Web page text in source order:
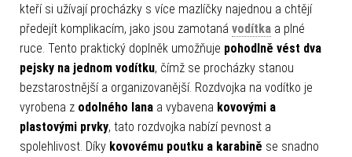
kteří si užívají procházky s více mazlíčky najednou a chtějí
předejít komplikacím, jako jsou zamotaná vodítka a plné
ruce. Tento praktický doplněk umožňuje pohodlně vést dva
pejsky na jednom vodítku, čímž se procházky stanou
bezstarostnější a organizovanější. Rozdvojka na vodítko je
vyrobena z odolného lana a vybavena kovovými a
plastovými prvky, tato rozdvojka nabízí pevnost a
spolehlivost. Díky kovovému poutku a karabině se snadno